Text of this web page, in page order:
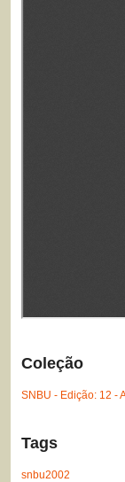
Coleção
SNBU - Edição: 12 -
Tags
snbu2002